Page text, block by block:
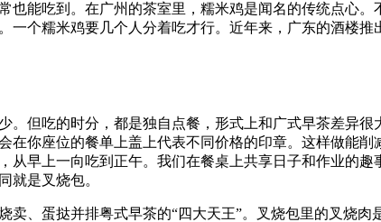
也能吃到。在广州的茶室里，糯米鸡是闻名的传统点心
个糯米鸡要几个人分着吃才行。近年来，广东的酒楼
。但吃的时分，都是独自点餐，形式上和广式早茶差异
在你座位的餐单上盖上代表不同价格的印章。这样做能
从早上一向吃到正午。我们在餐桌上共享日子和作业的
就是叉烧包。
卖、蛋挞并排粤式早茶的“四大天王”。叉烧包里的叉烧